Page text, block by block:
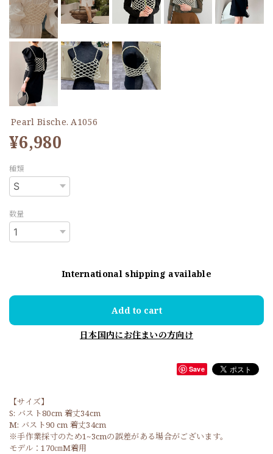
Pearl Bische. A1056
¥6,980
種類
数量
International shipping available
Add to cart
日本国内にお住まいの方向け
Save
【サイズ】
S: バスト80cm 着丈34cm
M: バスト90 cm 着丈34cm
※手作業採寸のため1~3cmの誤差がある場合がございます。
モデル：170㎝M着用